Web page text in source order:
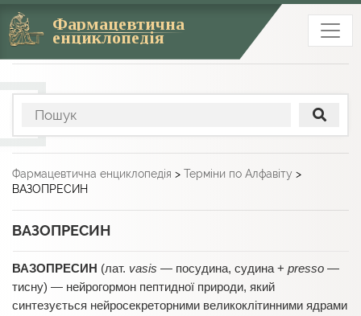
Фармацевтична
енциклопедія
Фармацевтична енциклопедія > Терміни по Алфавіту >
ВАЗОПРЕСИН
ВАЗОПРЕСИН
ВАЗОПРЕСИН (лат. vasis — посудина, судина + presso —
тисну) — нейрогормон пептидної природи, який
синтезується нейросекреторними великоклітинними ядрами